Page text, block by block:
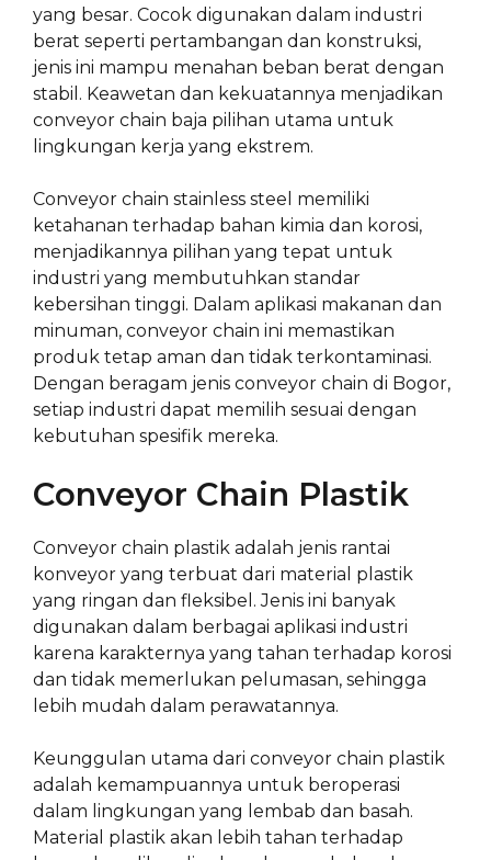
yang besar. Cocok digunakan dalam industri
berat seperti pertambangan dan konstruksi,
jenis ini mampu menahan beban berat dengan
stabil. Keawetan dan kekuatannya menjadikan
conveyor chain baja pilihan utama untuk
lingkungan kerja yang ekstrem.
Conveyor chain stainless steel memiliki
ketahanan terhadap bahan kimia dan korosi,
menjadikannya pilihan yang tepat untuk
industri yang membutuhkan standar
kebersihan tinggi. Dalam aplikasi makanan dan
minuman, conveyor chain ini memastikan
produk tetap aman dan tidak terkontaminasi.
Dengan beragam jenis conveyor chain di Bogor,
setiap industri dapat memilih sesuai dengan
kebutuhan spesifik mereka.
Conveyor Chain Plastik
Conveyor chain plastik adalah jenis rantai
konveyor yang terbuat dari material plastik
yang ringan dan fleksibel. Jenis ini banyak
digunakan dalam berbagai aplikasi industri
karena karakternya yang tahan terhadap korosi
dan tidak memerlukan pelumasan, sehingga
lebih mudah dalam perawatannya.
Keunggulan utama dari conveyor chain plastik
adalah kemampuannya untuk beroperasi
dalam lingkungan yang lembab dan basah.
Material plastik akan lebih tahan terhadap